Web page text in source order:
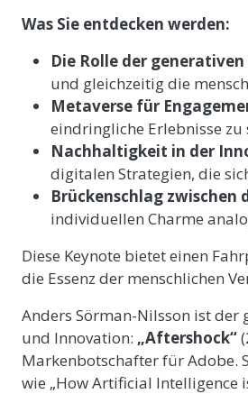
Was Sie entdecken werden:
Die Rolle der generativen
und gleichzeitig die
Metaverse für
eindringliche Erlebnisse zu
Nachhaltigkeit in der
digitalen Strategien, die
Brückenschlag
individuellen Charme
Diese Keynote bietet einen
die Essenz der menschlichen
Anders Sörman-Nilsson ist
und Innovation: „Aftershock“
Markenbotschafter für Adobe.
wie „How Artificial Intelligence